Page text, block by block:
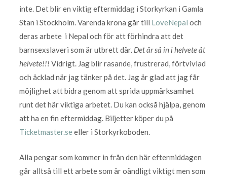
inte. Det blir en viktig eftermiddag i Storkyrkan i Gamla
Stan i Stockholm. Varenda krona går till LoveNepaloch
deras arbete i Nepal och för att förhindra att det
barnsexslaveri som är utbrett där. Det är så in i helvete åt
helvete!!! Vidrigt. Jag blir rasande, frustrerad, förtvivlad
och äcklad när jag tänker på det. Jag är glad att jag får
möjlighet att bidra genom att sprida uppmärksamhet
runt det här viktiga arbetet. Du kan också hjälpa, genom
att ha en fin eftermiddag. Biljetter köper du på
Ticketmaster.seeller i Storkyrkoboden.
Alla pengar som kommer in från den här eftermiddagen
går alltså till ett arbete som är oändligt viktigt men som